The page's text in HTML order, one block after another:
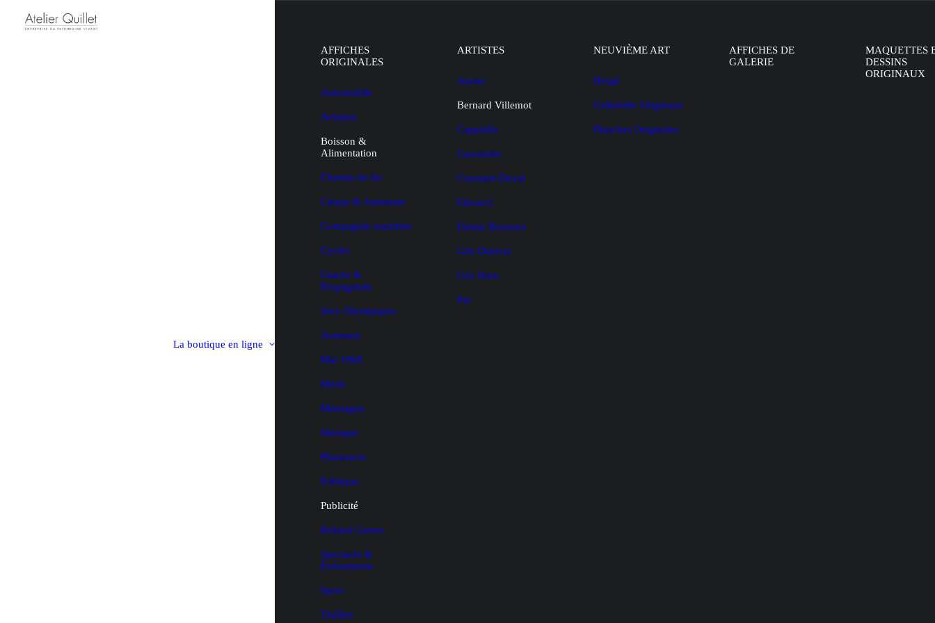
La boutique en ligne
AFFICHES
ORIGINALES
Automobile
Aviation
Boisson &
Alimentation
Chemin de fer
Cirque & Automate
Compagnie maritime
Cycles
Guerre &
Propagande
Jeux Olympiques
Journaux
Mai 1968
Mode
Montagne
Musique
Pharmacie
Politique
Publicité
Roland Garros
Spectacle &
Évènements
Sport
Théâtre
ARTISTES
Auriac
Bernard Villemot
Cappiello
Cassandre
Constant-Duval
Falcucci
Firmin Bouisset
Géo Dorival
Géo Ham
Pal
NEUVIÈME ART
Hergé
Celluloïds Originaux
Planches Originales
AFFICHES DE
GALERIE
MAQUETTES
DESSINS
ORIGINAUX